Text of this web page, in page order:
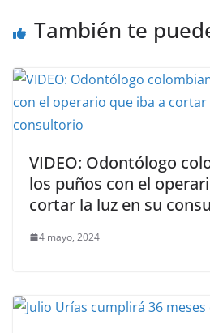
También te
VIDEO: Odontólogo
los puños con el
cortar la luz en su
4 mayo, 2024